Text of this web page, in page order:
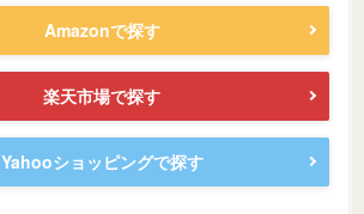
Amazonで探す
楽天市場で探す
Yahooショッピングで探す